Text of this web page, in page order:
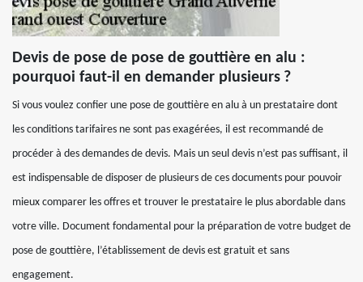
Devis de pose de pose de gouttière en alu :
pourquoi faut-il en demander plusieurs ?
Si vous voulez confier une pose de gouttière en alu à un prestataire dont
les conditions tarifaires ne sont pas exagérées, il est recommandé de
procéder à des demandes de devis. Mais un seul devis n’est pas suffisant, il
est indispensable de disposer de plusieurs de ces documents pour pouvoir
mieux comparer les offres et trouver le prestataire le plus abordable dans
votre ville. Document fondamental pour la préparation de votre budget de
pose de gouttière, l’établissement de devis est gratuit et sans
engagement.